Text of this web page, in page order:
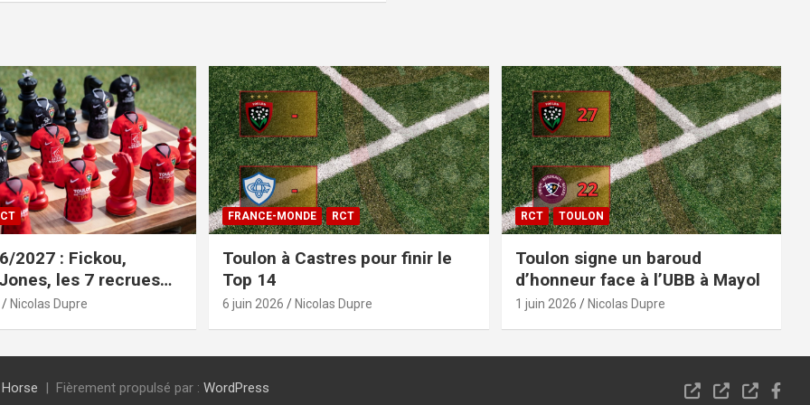
2027 : Fickou,
les 7 recrues
Nicolas Dupre
FRANCE-MONDE RCT
Toulon à Castres pour finir le
Top 14
6 juin 2026 Nicolas Dupre
RCT TOULON
Toulon signe un baroud
d’honneur face à l’UBB à Mayol
1 juin 2026 Nicolas Dupre
Fièrement propulsé par : WordPress